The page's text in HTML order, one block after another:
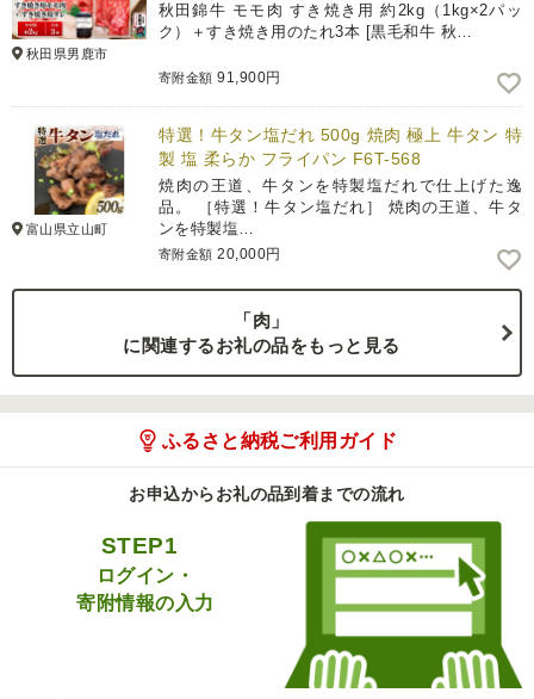
秋田県男鹿市
秋田錦牛 モモ肉 すき焼き用 約2kg（1kg×2パッ
ク）＋すき焼き用のたれ3本 [黒毛和牛 秋…
寄附金額 91,900円
富山県立山町
特選！牛タン塩だれ 500g 焼肉 極上 牛タン 特
製 塩 柔らか フライパン F6T-568
焼肉の王道、牛タンを特製塩だれで仕上げた逸
品。 ［特選！牛タン塩だれ］ 焼肉の王道、牛タ
ンを特製塩…
寄附金額 20,000円
「肉」
に関連するお礼の品をもっと見る
ふるさと納税ご利用ガイド
お申込からお礼の品到着までの流れ
STEP1
ログイン・
寄附情報の入力